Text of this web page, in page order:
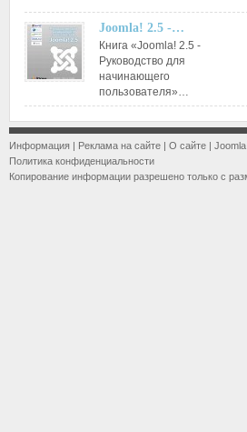
Joomla! 2.5 -…
Книга «Joomla! 2.5 -
Руководство для
начинающего
пользователя»…
Информация | Реклама на сайте | О сайте | Joomla
Политика конфиденциальности
Копирование информации разрешено только с